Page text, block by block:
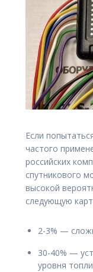
Если
частого
российских
спутникового
высокой
следующую
2-3% —
30-40% —
уровня